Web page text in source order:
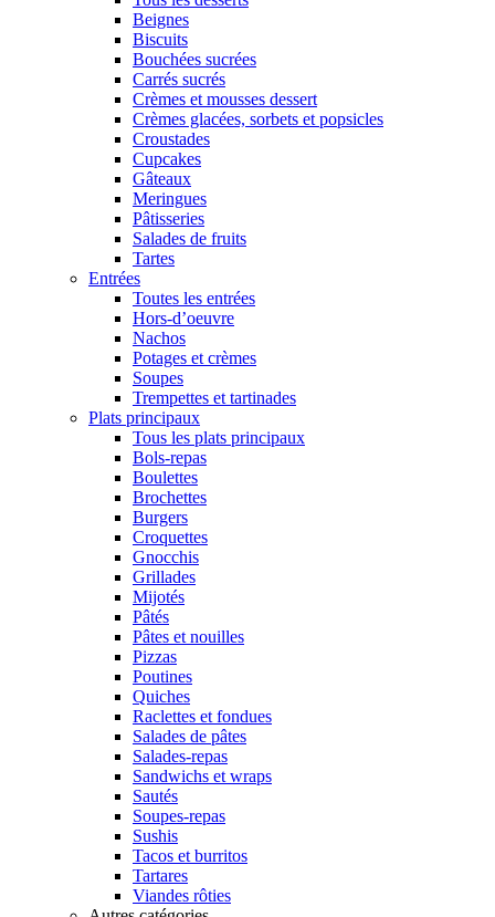
Beignes
Biscuits
Bouchées sucrées
Carrés sucrés
Crèmes et mousses dessert
Crèmes glacées, sorbets et popsicles
Croustades
Cupcakes
Gâteaux
Meringues
Pâtisseries
Salades de fruits
Tartes
Entrées
Toutes les entrées
Hors-d’oeuvre
Nachos
Potages et crèmes
Soupes
Trempettes et tartinades
Plats principaux
Tous les plats principaux
Bols-repas
Boulettes
Brochettes
Burgers
Croquettes
Gnocchis
Grillades
Mijotés
Pâtés
Pâtes et nouilles
Pizzas
Poutines
Quiches
Raclettes et fondues
Salades de pâtes
Salades-repas
Sandwichs et wraps
Sautés
Soupes-repas
Sushis
Tacos et burritos
Tartares
Viandes rôties